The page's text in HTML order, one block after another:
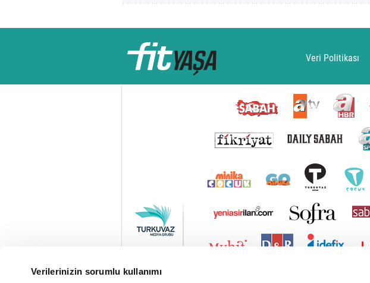
Verilerinizin sorumlu kullanımı
Veri Politikası